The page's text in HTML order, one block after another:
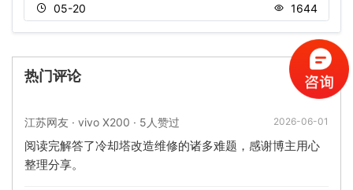
05-20 1644
热门评论
江苏网友 · vivo X200 · 5人赞过 2026-06-01
阅读完解答了冷却塔改造维修的诸多难题，感谢博主用心
整理分享。